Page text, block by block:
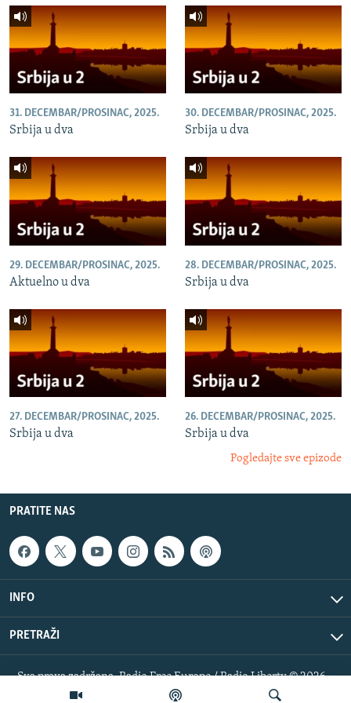
31. DECEMBAR/PROSINAC, 2025.
Srbija u dva
30. DECEMBAR/PROSINAC, 2025.
Srbija u dva
29. DECEMBAR/PROSINAC, 2025.
Aktuelno u dva
28. DECEMBAR/PROSINAC, 2025.
Srbija u dva
27. DECEMBAR/PROSINAC, 2025.
Srbija u dva
26. DECEMBAR/PROSINAC, 2025.
Srbija u dva
Pogledajte sve epizode
PRATITE NAS
INFO
PRETRAŽI
Sva prava zadržana. Radio Free Europe / Radio Liberty © 2026
RFE/RL, Inc.